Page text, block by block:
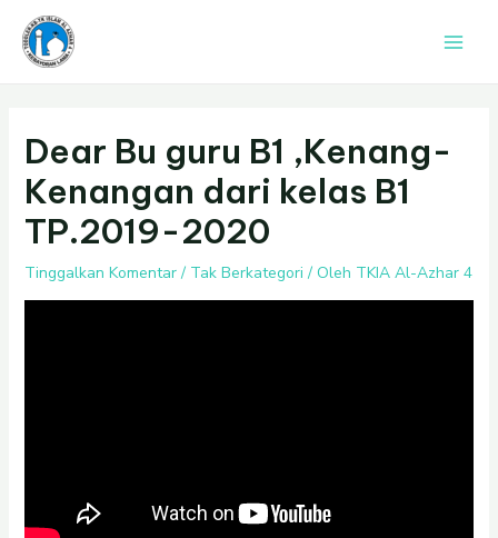
Lewati
konten
Dear Bu guru B1 ,Kenang-
Kenangan dari kelas B1
TP.2019-2020
Tinggalkan Komentar / Tak Berkategori / Oleh TKIA Al-Azhar 4
navigation